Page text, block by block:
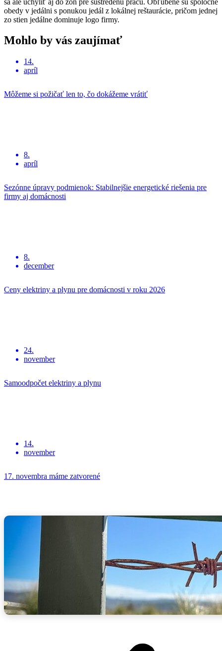
obedy v jedálni s ponukou jedál z lokálnej reštaurácie, pričom jednej
zo stien jedálne dominuje logo firmy.
Mohlo by vás zaujímať
14.
apríl
Môžeme si požičať len to, čo dokážeme vrátiť
8.
apríl
Sezónne úpravy podmienok: Stabilnejšie energetické riešenia pre
firmy aj domácnosti
8.
december
Ceny elektriny a plynu pre domácnosti v roku 2026
24.
november
Samoodpočet elektriny a plynu
14.
november
17. novembra máme zatvorené